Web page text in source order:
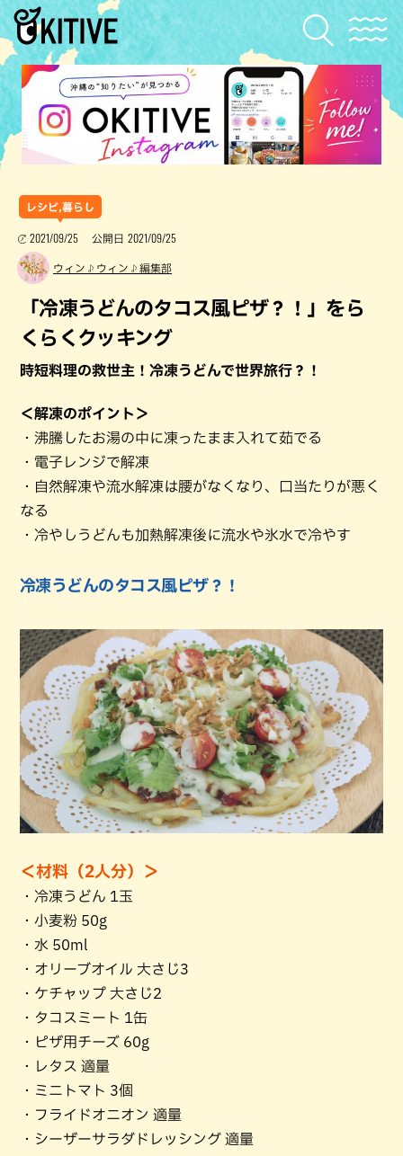
レシピ,暮らし
2021/09/25 公開日 2021/09/25
ウィン♪ウィン♪編集部
「冷凍うどんのタコス風ピザ？！」をら
くらくクッキング
時短料理の救世主！冷凍うどんで世界旅行？！
＜解凍のポイント＞
・沸騰したお湯の中に凍ったまま入れて茹でる
・電子レンジで解凍
・自然解凍や流水解凍は腰がなくなり、口当たりが悪く
なる
・冷やしうどんも加熱解凍後に流水や氷水で冷やす
冷凍うどんのタコス風ピザ？！
＜材料（2人分）＞
・冷凍うどん 1玉
・小麦粉 50g
・水 50ml
・オリーブオイル 大さじ3
・ケチャップ 大さじ2
・タコスミート 1缶
・ピザ用チーズ 60g
・レタス 適量
・ミニトマト 3個
・フライドオニオン 適量
・シーザーサラダドレッシング 適量